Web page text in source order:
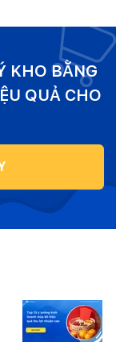
KHO BẰNG
QUẢ CHO